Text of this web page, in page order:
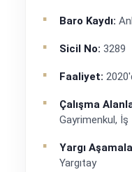
Baro Kaydı:
Sicil No: 3289
Faaliyet:
Çalışma
Gayrimenkul, İş
Yargı
Yargıtay